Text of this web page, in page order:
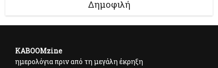
Δημοφιλή
KABOOMzine
ημερολόγια πριν από τη μεγάλη έκρηξη